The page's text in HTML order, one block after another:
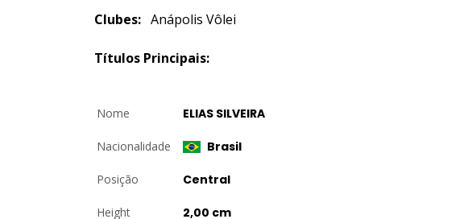
Clubes: Anápolis Vôlei
Títulos Principais:
Nome ELIAS SILVEIRA
Nacionalidade Brasil
Posição Central
Height 2,00 cm